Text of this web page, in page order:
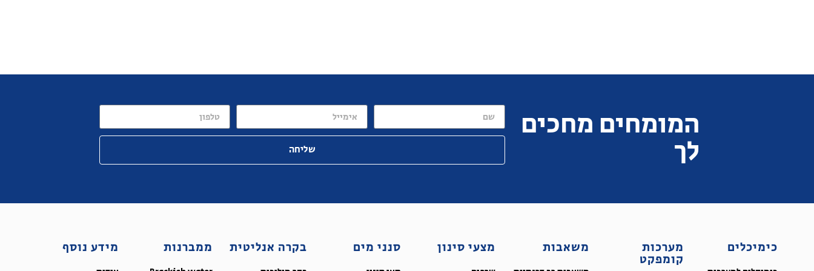
המומחים מחכים
לך שליחה
כימיכלים מערכות
קומפקט
משאבות מצעי סינון סנני מים בקרה אנליטית ממברנות מידע נוסף